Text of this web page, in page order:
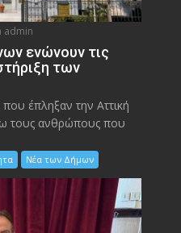
admin
ενώνουν τις
των
έπληξαν την Αττική
τους ανθρώπους που
Νέα των Δήμων